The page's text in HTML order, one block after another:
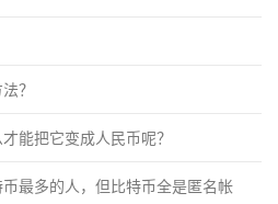
？
能把它变成人民币呢？
最多的人，但比特币全是匿名帐